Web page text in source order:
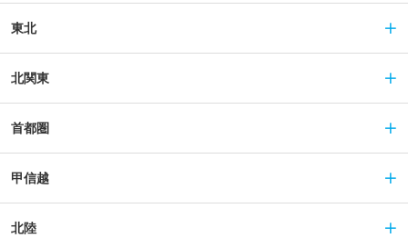
東北
北関東
首都圏
甲信越
北陸